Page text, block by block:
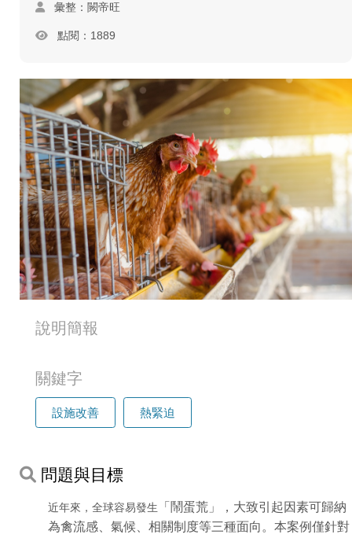
彙整：闕帝旺
點閱：1889
說明簡報
關鍵字
設施改善 熱緊迫
問題與目標
近年來，全球容易發生 「 鬧蛋荒 」，大致引起因素可歸納
為禽流感、氣候、相關制度等三種面向。本案例僅針對